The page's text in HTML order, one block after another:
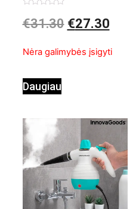
valiklis Klinmag
0
iš
€31.30 €27.30
Nėra galimybės įsigyti
Daugiau